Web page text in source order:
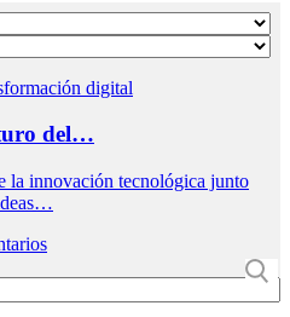
digital
del…
la innovación tecnológica junto